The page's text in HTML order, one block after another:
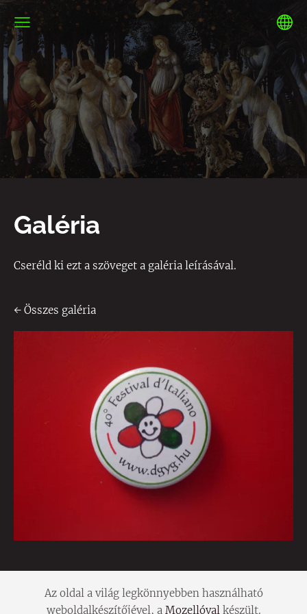
Galéria
Cseréld ki ezt a szöveget a galéria leírásával.
Összes galéria
Az oldal a világ legkönnyebben használható
weboldalkészítőjével, a Mozellóvalkészült.